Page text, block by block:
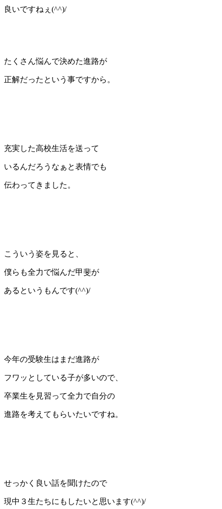
良いですねぇ(^^)/
たくさん悩んで決めた進路が
正解だったという事ですから。
充実した高校生活を送って
いるんだろうなぁと表情でも
伝わってきました。
こういう姿を見ると、
僕らも全力で悩んだ甲斐が
あるというもんです(^^)/
今年の受験生はまだ進路が
フワッとしている子が多いので、
卒業生を見習って全力で自分の
進路を考えてもらいたいですね。
せっかく良い話を聞けたので
現中３生たちにもしたいと思います(^^)/